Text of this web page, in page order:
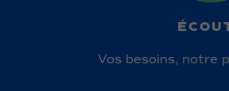
Vos besoins, notre